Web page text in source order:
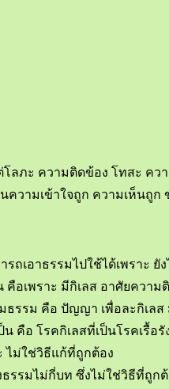
ลภะ ความติดข้อง โทสะ ค
ความเข้าใจถูก ความเห็นถู
ถเอาธรรมไปใช้ได้เพราะ
อเพราะ มีกิเลส อาศัยควา
รรม คือ ปัญญา เพื่อละกิเล
อ โรคกิเลสที่เป็นโรคเรื้อ
ไม่ใช่วิธีแก้ที่ถูกต้อง
รรมไม่กี่บท ซึ่งไม่ใช่วิธีที่ถู